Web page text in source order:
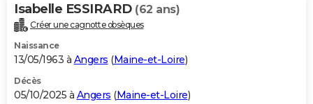
Isabelle ESSIRARD (62 ans)
Créer une cagnotte obsèques
Naissance
13/05/1963 à Angers (Maine-et-Loire)
Décès
05/10/2025 à Angers (Maine-et-Loire)